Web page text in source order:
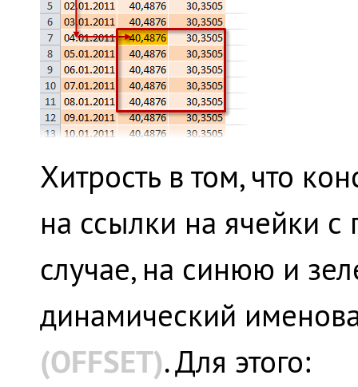
Хитрость в том, что
на ссылки на ячейки
случае, на синюю и
динамический
(OFFSET). Для этого: